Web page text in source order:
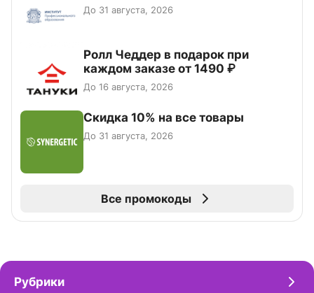
До 31 августа, 2026
Ролл Чеддер в подарок при
каждом заказе от 1490 ₽
До 16 августа, 2026
Скидка 10% на все товары
До 31 августа, 2026
Все промокоды
Рубрики